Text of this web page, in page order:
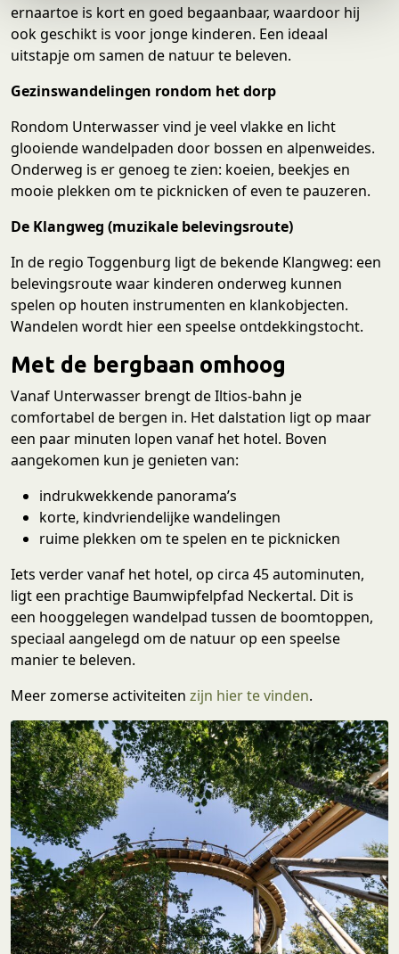
eernaartoe is kort en goed begaanbaar, waardoor hij
ook geschikt is voor jonge kinderen. Een ideaal
uitstapje om samen de natuur te beleven.
Gezinswandelingen rondom het dorp
Rondom Unterwasser vind je veel vlakke en licht
glooiende wandelpaden door bossen en alpenweides.
Onderweg is er genoeg te zien: koeien, beekjes en
mooie plekken om te picknicken of even te pauzeren.
De Klangweg (muzikale belevingsroute)
In de regio Toggenburg ligt de bekende Klangweg: een
belevingsroute waar kinderen onderweg kunnen
spelen op houten instrumenten en klankobjecten.
Wandelen wordt hier een speelse ontdekkingstocht.
Met de bergbaan omhoog
Vanaf Unterwasser brengt de Iltios-bahn je
comfortabel de bergen in. Het dalstation ligt op maar
een paar minuten lopen vanaf het hotel. Boven
aangekomen kun je genieten van:
indrukwekkende panorama’s
korte, kindvriendelijke wandelingen
ruime plekken om te spelen en te picknicken
Iets verder vanaf het hotel, op circa 45 autominuten,
ligt een prachtige Baumwipfelpfad Neckertal. Dit is
een hooggelegen wandelpad tussen de boomtoppen,
speciaal aangelegd om de natuur op een speelse
manier te beleven.
Meer zomerse activiteiten zijn hier te vinden.